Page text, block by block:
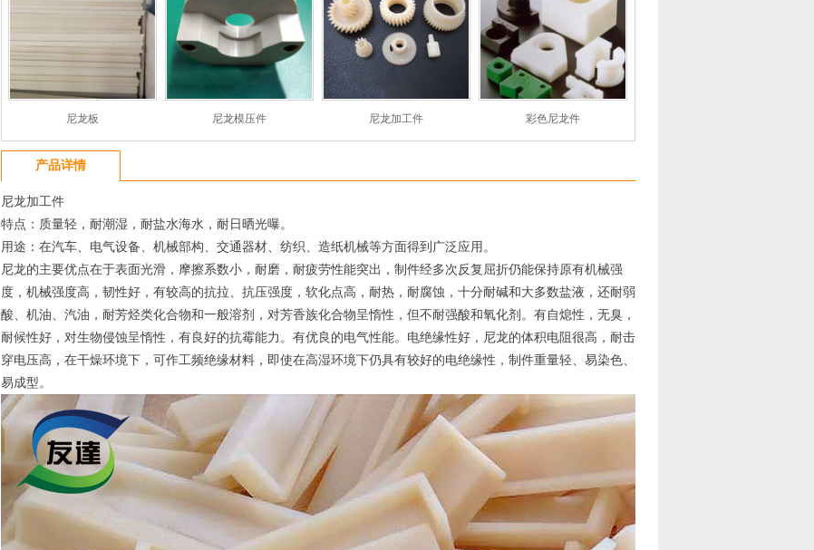
尼龙板 尼龙模压件 尼龙加工件 彩色尼龙件
产品详情
尼龙加工件
特点：质量轻，耐潮湿，耐盐水海水，耐日晒光曝。
用途：在汽车、电气设备、机械部构、交通器材、纺织、造纸机械等方面得到广泛应用。
尼龙的主要优点在于表面光滑，摩擦系数小，耐磨，耐疲劳性能突出，制件经多次反复屈折仍能保持原有机械强
度，机械强度高，韧性好，有较高的抗拉、抗压强度，软化点高，耐热，耐腐蚀，十分耐碱和大多数盐液，还耐弱
酸、机油、汽油，耐芳烃类化合物和一般溶剂，对芳香族化合物呈惰性，但不耐强酸和氧化剂。有自熄性，无臭，
耐候性好，对生物侵蚀呈惰性，有良好的抗霉能力。有优良的电气性能。电绝缘性好，尼龙的体积电阻很高，耐击
穿电压高，在干燥环境下，可作工频绝缘材料，即使在高湿环境下仍具有较好的电绝缘性，制件重量轻、易染色、
易成型。